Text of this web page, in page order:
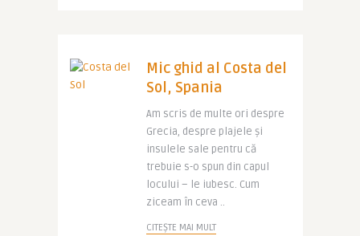
Mic ghid al Costa del
Sol, Spania
Am scris de multe ori despre
Grecia, despre plajele și
insulele sale pentru că
trebuie s-o spun din capul
locului – le iubesc. Cum
ziceam în ceva ..
CITEȘTE MAI MULT